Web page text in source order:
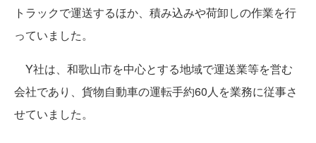
トラックで運送するほか、積み込みや荷卸しの作業を行
っていました。
Y社は、和歌山市を中心とする地域で運送業等を営む
会社であり、貨物自動車の運転手約60人を業務に従事さ
せていました。